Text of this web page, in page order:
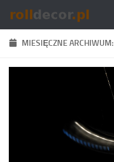
Skip to content
MIESIĘCZNE ARCHIWUM: